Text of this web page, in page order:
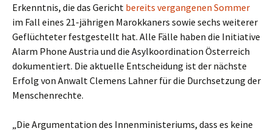
Erkenntnis, die das Gericht bereits vergangenen Sommer
im Fall eines 21-jährigen Marokkaners sowie sechs weiterer
Geflüchteter festgestellt hat. Alle Fälle haben die Initiative
Alarm Phone Austria und die Asylkoordination Österreich
dokumentiert. Die aktuelle Entscheidung ist der nächste
Erfolg von Anwalt Clemens Lahner für die Durchsetzung der
Menschenrechte.
„Die Argumentation des Innenministeriums, dass es keine